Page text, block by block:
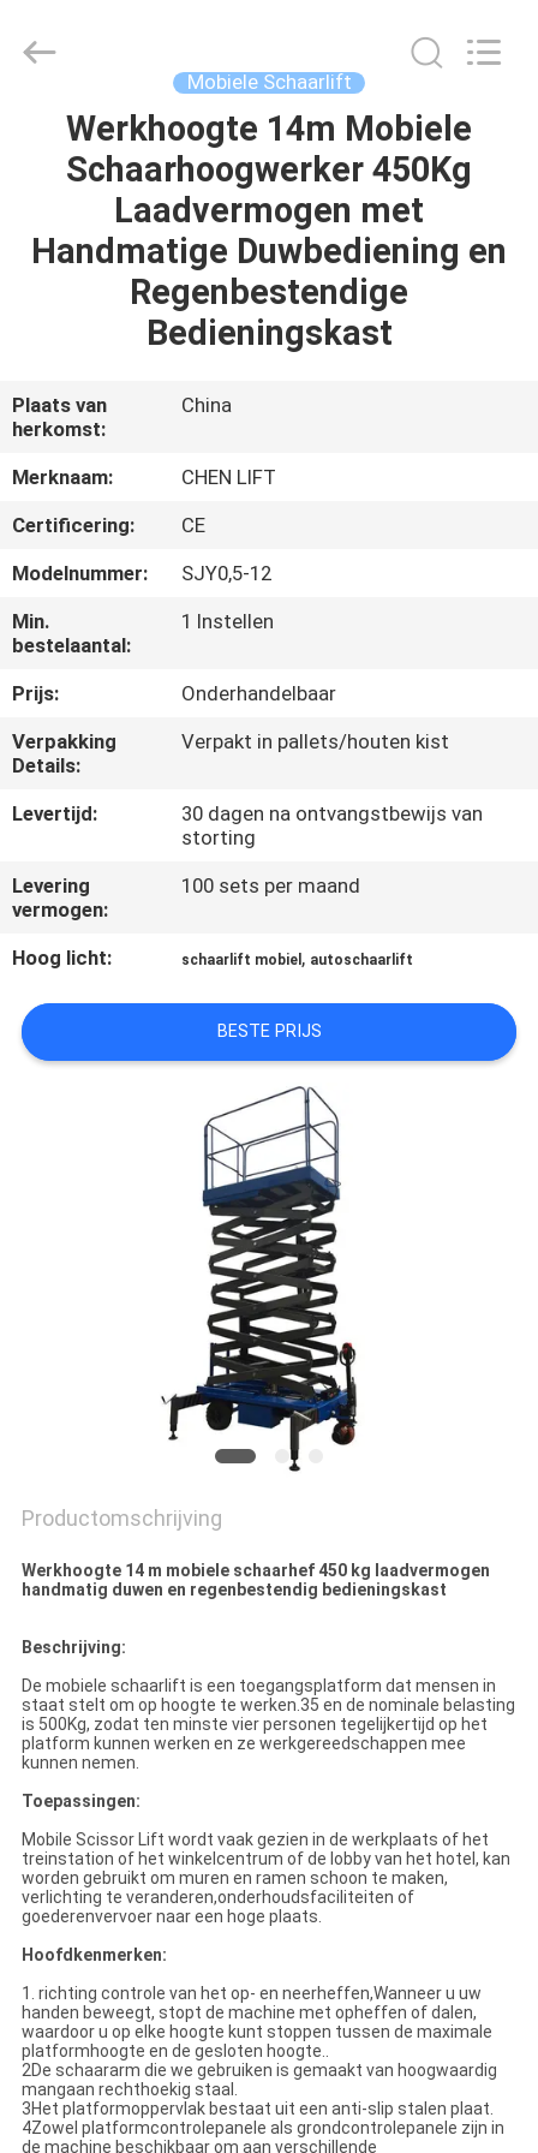
HUIS
PRODUCTEN
FABRIEKSTOCHT
KWALITEITSCONTROLE
CONTACT
MET
ONS
OP
VRAAG
EEN
OFFERTE
SITEMAP
PRIVACYBELEID
LTD.
Mobiele Schaarlift
Werkhoogte 14m Mobiele
Schaarhoogwerker 450Kg
Laadvermogen met
Handmatige Duwbediening en
Regenbestendige
Bedieningskast
Plaats van
herkomst:
China
Merknaam:
CHEN LIFT
Certificering:
CE
Modelnummer:
SJY0,5-12
Min.
bestelaantal:
1 Instellen
Prijs:
Onderhandelbaar
Verpakking
Details:
Verpakt in pallets/houten kist
Levertijd:
30 dagen na ontvangstbewijs van
storting
Levering
vermogen:
100 sets per maand
Hoog licht: schaarlift mobiel , autoschaarlift
BESTE PRIJS
Productomschrijving
Werkhoogte 14 m mobiele schaarhef 450 kg laadvermogen
handmatig duwen en regenbestendig bedieningskast
Beschrijving:
De mobiele schaarlift is een toegangsplatform dat mensen in
staat stelt om op hoogte te werken.35 en de nominale belasting
is 500Kg, zodat ten minste vier personen tegelijkertijd op het
platform kunnen werken en ze werkgereedschappen mee
kunnen nemen.
Toepassingen:
Mobile Scissor Lift wordt vaak gezien in de werkplaats of het
treinstation of het winkelcentrum of de lobby van het hotel, kan
worden gebruikt om muren en ramen schoon te maken,
verlichting te veranderen,onderhoudsfaciliteiten of
goederenvervoer naar een hoge plaats.
Hoofdkenmerken:
1. richting controle van het op- en neerheffen,Wanneer u uw
handen beweegt, stopt de machine met opheffen of dalen,
waardoor u op elke hoogte kunt stoppen tussen de maximale
platformhoogte en de gesloten hoogte..
2De schaararm die we gebruiken is gemaakt van hoogwaardig
mangaan rechthoekig staal.
3Het platformoppervlak bestaat uit een anti-slip stalen plaat.
4Zowel platformcontrolepanele als grondcontrolepanele zijn in
de machine beschikbaar om aan verschillende